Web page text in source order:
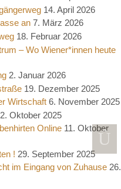
14. April 2026
an 7. März 2026
18. Februar 2026
– Wo Wiener*innen heute
2. Januar 2026
19. Dezember 2025
Wirtschaft 6. November 2025
Oktober 2025
Online 11. Oktober
! 29. September 2025
im Eingang von Zuhause 26.